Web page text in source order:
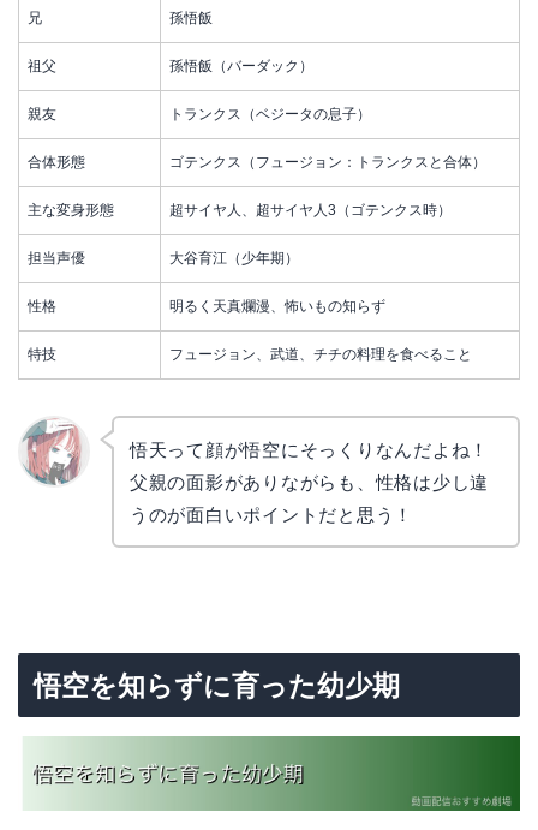
兄 孫悟飯
祖父 孫悟飯（バーダック）
親友 トランクス（ベジータの息子）
合体形態 ゴテンクス（フュージョン：トランクスと合体）
主な変身形態 超サイヤ人、超サイヤ人3（ゴテンクス時）
担当声優 大谷育江（少年期）
性格 明るく天真爛漫、怖いもの知らず
特技 フュージョン、武道、チチの料理を食べること
悟天って顔が悟空にそっくりなんだよね！
父親の面影がありながらも、性格は少し違
うのが面白いポイントだと思う！
悟空を知らずに育った幼少期